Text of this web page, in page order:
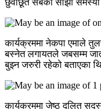
कार्यक्रममा नेकपा एमाले
बस्नेत लगायतले जबसम्म
बुझ्न जरुरी रहेको बताएका
कार्यक्रममा जेष्ठ दलित